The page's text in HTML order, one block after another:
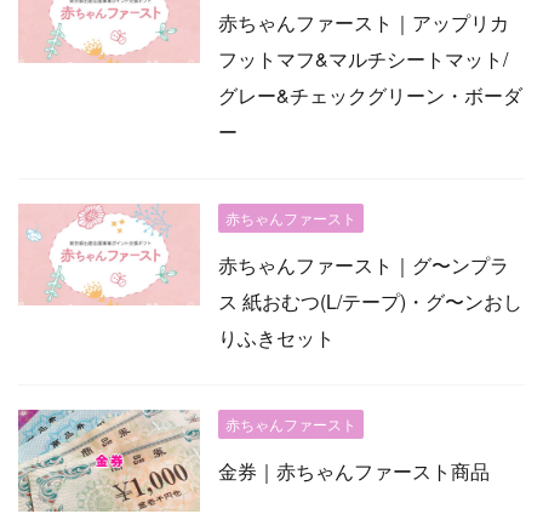
赤ちゃんファースト｜アップリカ
フットマフ&マルチシートマット/
グレー&チェックグリーン・ボーダ
ー
赤ちゃんファースト
赤ちゃんファースト｜グ〜ンプラ
ス 紙おむつ(L/テープ)・グ〜ンおし
りふきセット
赤ちゃんファースト
金券｜赤ちゃんファースト商品